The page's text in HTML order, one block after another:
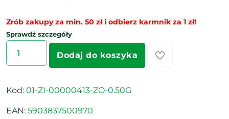
Zrób zakupy za min. 50 zł i odbierz karmnik za 1 zł!
Sprawdź szczegóły
Dodaj do koszyka
Kod: 01-ZI-00000413-ZO-0.50G
EAN: 5903837500970